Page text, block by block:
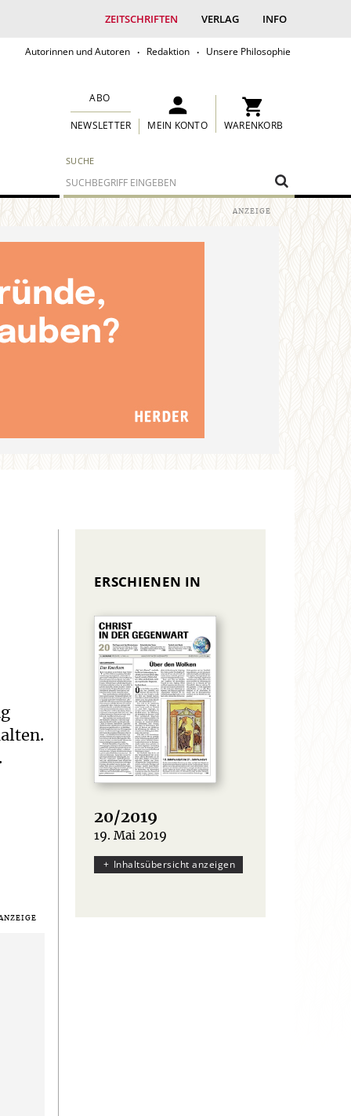
ZEITSCHRIFTEN VERLAG INFO
Autorinnen und Autoren Redaktion Unsere Philosophie
SUCHE
ABO
NEWSLETTER MEIN KONTO WARENKORB
ERSCHIENEN IN
20/2019
:
19. Mai 2019
Inhaltsübersicht anzeigen